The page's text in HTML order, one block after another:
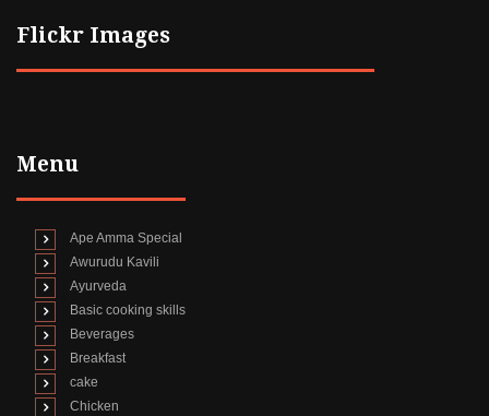
Flickr Images
Menu
Ape Amma Special
Awurudu Kavili
Ayurveda
Basic cooking skills
Beverages
Breakfast
cake
Chicken